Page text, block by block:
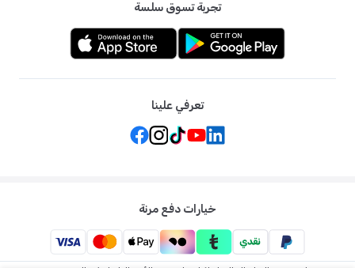
تجربة تسوق سلسة
تعرفي علينا
خيارات دفع مرنة